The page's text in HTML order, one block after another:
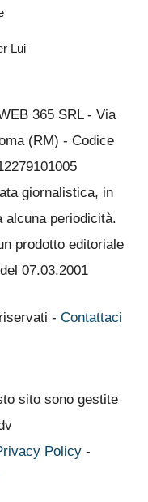
Lui
365 SRL - Via
(RM) - Codice
giornalistica, in
alcuna periodicità.
prodotto editoriale
07.03.2001
- Contattaci
sito sono gestite
Policy-